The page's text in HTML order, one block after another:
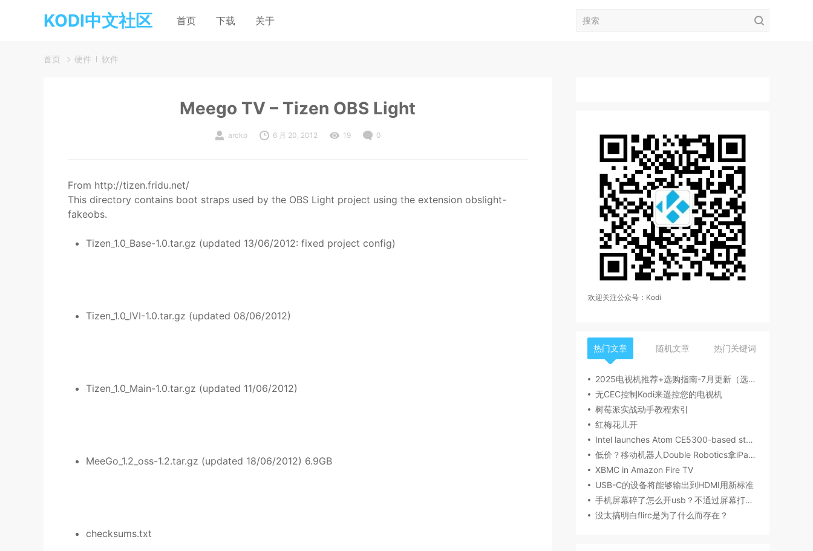
KODI中文社区 首页 下载 关于
首页 硬件 软件
Meego TV – Tizen OBS Light
arcko 6 月 20, 2012 19 0
From http://tizen.fridu.net/
This directory contains boot straps used by the OBS Light project using the extension obslight-
fakeobs.
Tizen_1.0_Base-1.0.tar.gz (updated 13/06/2012: fixed project config)
Tizen_1.0_IVI-1.0.tar.gz (updated 08/06/2012)
Tizen_1.0_Main-1.0.tar.gz (updated 11/06/2012)
MeeGo_1.2_oss-1.2.tar.gz (updated 18/06/2012) 6.9GB
checksums.txt
欢迎关注公众号：Kodi
热门文章 随机文章 热门关键词
2025电视机推荐+选购指南-7月更新（选购要点，产品型号，品牌推荐，有无开机广告等）丨索尼、海信/Vidda、雷鸟、小米、TCL、华为电视哪个牌子好？
无CEC控制Kodi来遥控您的电视机
树莓派实战动手教程索引
红梅花儿开
Intel launches Atom CE5300-based storage platform with multiple streams, smart scaling
低价？移动机器人Double Robotics拿iPad当脸，实现足不出户远程交流
XBMC in Amazon Fire TV
USB-C的设备将能够输出到HDMI用新标准
手机屏幕碎了怎么开usb？不通过屏幕打开usb调试方法
没太搞明白flirc是为了什么而存在？